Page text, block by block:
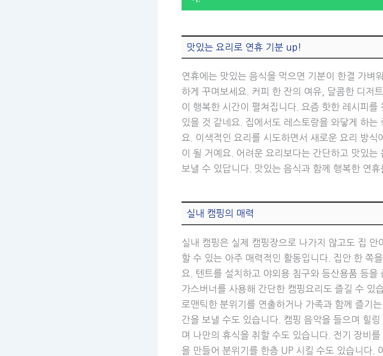
맛있는 요리로 연휴 기분 up!
연휴에는 맛있는 음식을 먹으면 기분이 한결 가벼
하게 꾸며보세요. 커피 한 잔의 여유, 달콤한 디저
이 행복한 시간이 펼쳐집니다. 요즘 핫한 레시피를
있을 것 같네요. 집에서도 레스토랑을 와닿게 하는
요. 이색적인 요리를 시도하면서 새로운 요리 방식
이 될 거예요. 어려운 요리보다는 간단하고 맛있는
보낼 수 있답니다. 맛있는 음식과 함께 행복한 연
실내 캠핑의 매력
실내 캠핑은 실제 캠핑장으로 나가지 않고도 집 안
할 수 있는 아주 매력적인 활동입니다. 집안 한 쪽
요. 텐트를 설치하고 야외용 침구와 등산용품 등을
가스버너를 사용해 간단한 캠핑요리도 즐길 수 있
로맨틱한 분위기를 연출하거나 가족과 함께 즐기
간을 보낼 수도 있습니다. 캠핑 음악을 들으며 힐
며 나만의 휴식을 취할 수도 있습니다. 전기 장비
을 만들어 분위기를 한층 UP 시킬 수도 있습니다.